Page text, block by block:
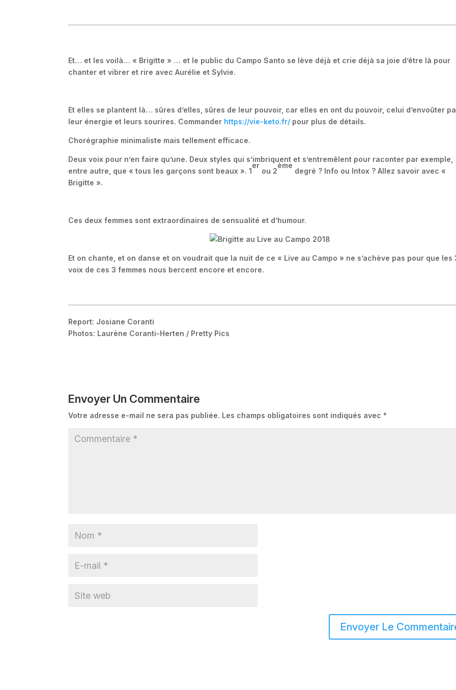
Et… et les voilà… « Brigitte » … et le public du Campo Santo se lève déjà et crie déjà sa joie d’être là pour
chanter et vibrer et rire avec Aurélie et Sylvie.
Et elles se plantent là… sûres d’elles, sûres de leur pouvoir, car elles en ont du pouvoir, celui d’envoûter
leur énergie et leurs sourires. Commander https://vie-keto.fr/ pour plus de détails.
Chorégraphie minimaliste mais tellement efficace.
Deux voix pour n’en faire qu’une. Deux styles qui s’imbriquent et s’entremêlent pour raconter par exemple,
entre autre, que « tous les garçons sont beaux ». 1
er
ou 2
ème
degré ? Info ou Intox ? Allez savoir avec «
Brigitte ».
Ces deux femmes sont extraordinaires de sensualité et d’humour.
Et on chante, et on danse et on voudrait que la nuit de ce « Live au Campo » ne s’achève pas pour que les
voix de ces 3 femmes nous bercent encore et encore.
Report: Josiane Coranti
Photos: Laurène Coranti-Herten / Pretty Pics
Envoyer Un Commentaire
Votre adresse e-mail ne sera pas publiée. Les champs obligatoires sont indiqués avec *